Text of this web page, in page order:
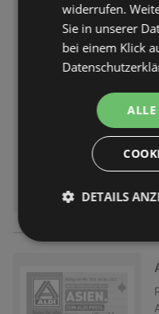
widerrufen.
Sie in unserer
bei einem Klick
ALLE
DETAILS